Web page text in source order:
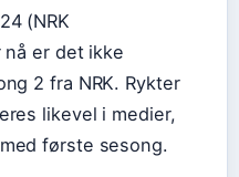
(NRK
nå er det ikke
2 fra NRK. Rykter
likevel i medier,
første sesong.